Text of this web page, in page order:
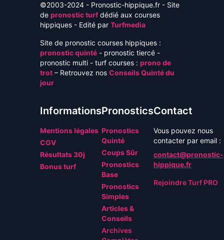
©2003-2024 - Pronostic-hippique.fr - Site
de pronostic turfdédié aux courses
hippiques - Edité par Turfmedia
Site de pronostic courses hippiques :
pronostic quinté - pronostic tiercé -
pronostic multi - turf courses : prono de
trot – Retrouvez nos Conseils Quinté du
jour
Informations
Mentions légales
CGV
Résultats 30j
Bonus turf
Pronostics
Pronostics
Quinté
Coups Sûr
Pronostics
Base
Pronostics
Simples
Articles &
Conseils
Archives
Contact
Vous pouvez nous
contacter par email :
contact@pronostic-
hippique.fr
Rejoindre Turf PRO